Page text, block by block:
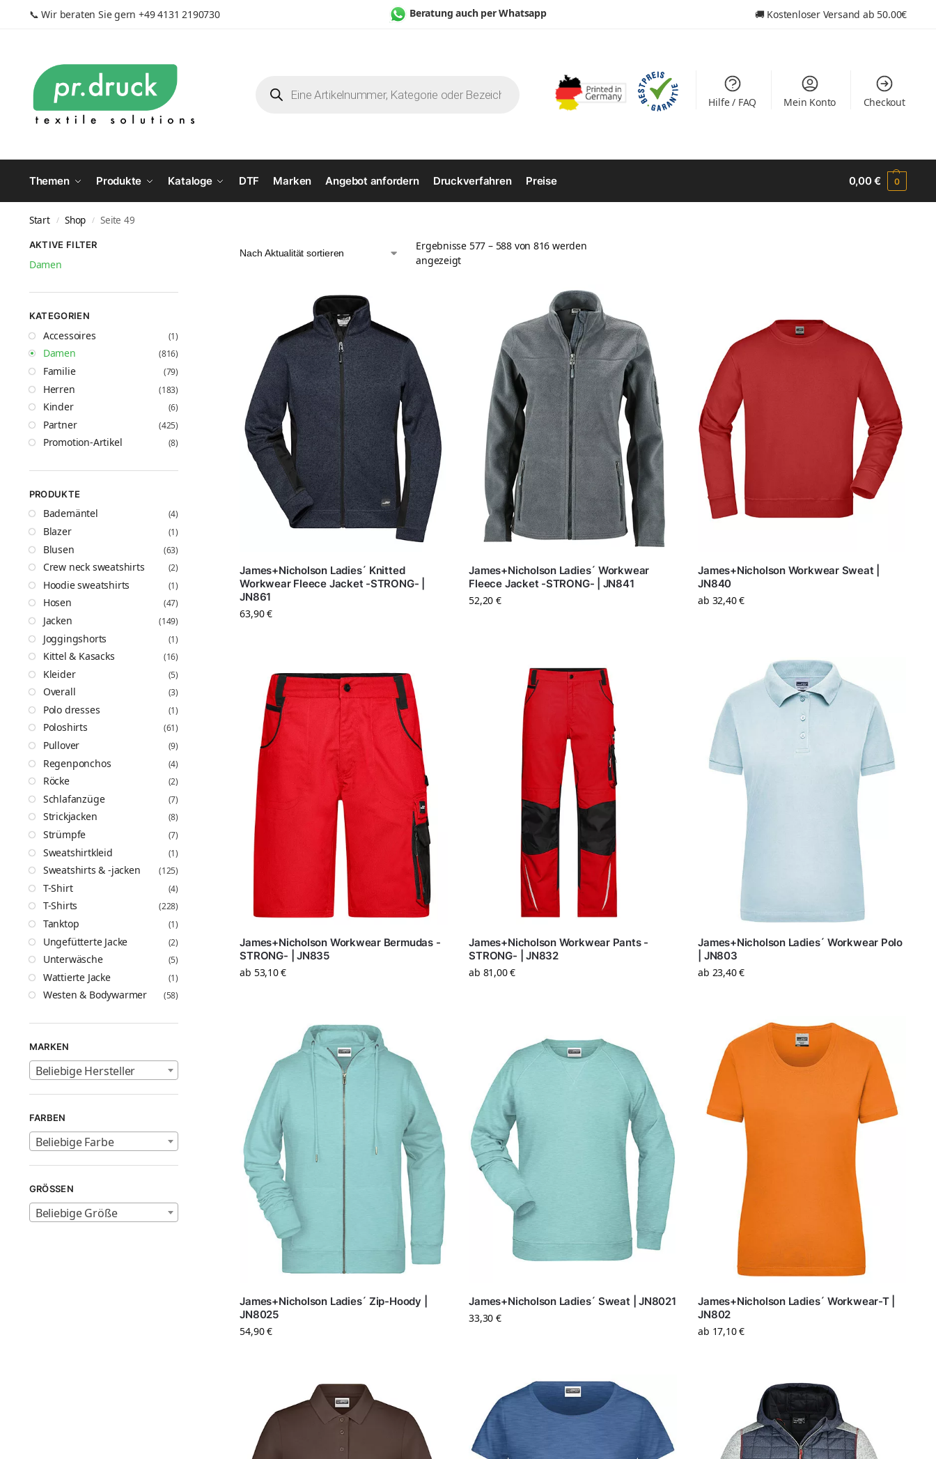
📞Wir beraten Sie gern +49 4131 2190730 Beratung auch per Whatsapp 🚚 Kostenloser Versand ab 50.00€
Hilfe / FAQ Mein Konto Checkout
Themen Produkte Kataloge DTF Marken Angebot anfordern Druckverfahren Preise 0,00€ 0
Start / Shop / Seite 49
Ergebnisse 577 – 588 von 816 werden
angezeigt
James+Nicholson Ladies´ Knitted
Workwear Fleece Jacket -STRONG- |
JN861
63,90€
James+Nicholson Ladies´ Workwear
Fleece Jacket -STRONG- | JN841
52,20€
James+Nicholson Workwear Sweat |
JN840
ab 32,40€
James+Nicholson Workwear Bermudas -
STRONG- | JN835
ab 53,10€
James+Nicholson Workwear Pants -
STRONG- | JN832
ab 81,00€
James+Nicholson Ladies´ Workwear Polo
| JN803
ab 23,40€
James+Nicholson Ladies´ Zip-Hoody |
JN8025
54,90€
James+Nicholson Ladies´ Sweat | JN8021
33,30€
James+Nicholson Ladies´ Workwear-T |
JN802
ab 17,10€
AKTIVE FILTER
Damen
KATEGORIEN
Accessoires (1)
Damen (816)
Familie (79)
Herren (183)
Kinder (6)
Partner (425)
Promotion-Artikel (8)
PRODUKTE
Bademäntel (4)
Blazer (1)
Blusen (63)
Crew neck sweatshirts (2)
Hoodie sweatshirts (1)
Hosen (47)
Jacken (149)
Joggingshorts (1)
Kittel & Kasacks (16)
Kleider (5)
Overall (3)
Polo dresses (1)
Poloshirts (61)
Pullover (9)
Regenponchos (4)
Röcke (2)
Schlafanzüge (7)
Strickjacken (8)
Strümpfe (7)
Sweatshirtkleid (1)
Sweatshirts & -jacken (125)
T-Shirt (4)
T-Shirts (228)
Tanktop (1)
Ungefütterte Jacke (2)
Unterwäsche (5)
Wattierte Jacke (1)
Westen & Bodywarmer (58)
MARKEN
Beliebige Hersteller
FARBEN
Beliebige Farbe
GRÖSSEN
Beliebige Größe